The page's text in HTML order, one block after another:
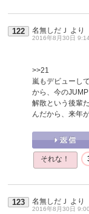
122 名無しだＪ より
2016年8月30日
>>21
嵐もデビューし
から、今の
解散という後輩
んだから、来年
それな！
123 名無しだＪ より
2016年8月30日